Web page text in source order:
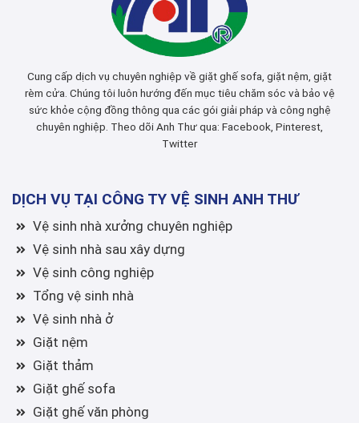
Cung cấp dịch vụ chuyên nghiệp về giặt ghế sofa, giặt nệm, giặt
rèm cửa. Chúng tôi luôn hướng đến mục tiêu chăm sóc và bảo vệ
sức khỏe cộng đồng thông qua các gói giải pháp và công nghệ
chuyên nghiệp. Theo dõi Anh Thư qua: Facebook Pinterest
Twitter
DỊCH VỤ TẠI CÔNG TY VỆ SINH ANH THƯ
Vệ sinh nhà xưởng chuyên nghiệp
Vệ sinh nhà sau xây dựng
Vệ sinh công nghiệp
Tổng vệ sinh nhà
Vệ sinh nhà ở
Giặt nệm
Giặt thảm
Giặt ghế sofa
Giặt ghế văn phòng